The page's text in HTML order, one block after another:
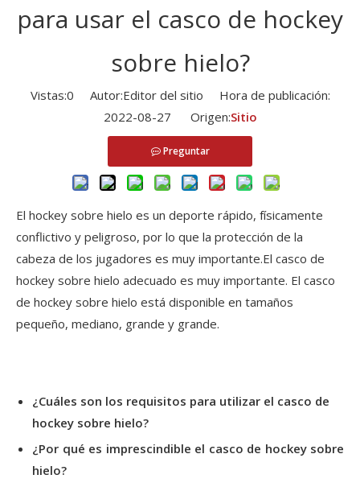
para usar el casco de hockey
sobre hielo?
Vistas:0 Autor:Editor del sitio Hora de publicación:
2022-08-27 Origen:Sitio
Preguntar
El hockey sobre hielo es un deporte rápido, físicamente
conflictivo y peligroso, por lo que la protección de la
cabeza de los jugadores es muy importante.El casco de
hockey sobre hielo adecuado es muy importante. El casco
de hockey sobre hielo está disponible en tamaños
pequeño, mediano, grande y grande.
¿Cuáles son los requisitos para utilizar el casco de
hockey sobre hielo?
¿Por qué es imprescindible el casco de hockey sobre
hielo?